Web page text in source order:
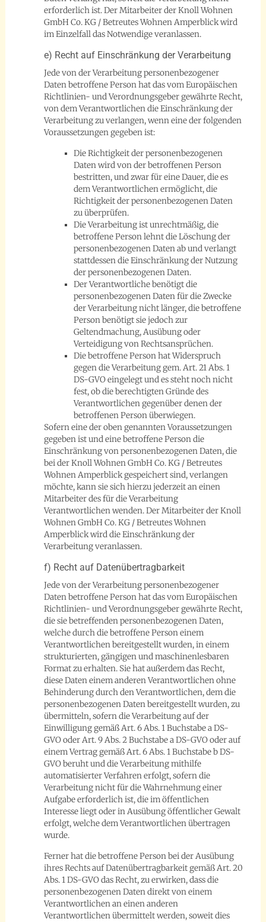
erforderlich ist. Der Mitarbeiter der Knoll Wohnen
GmbH Co. KG / Betreutes Wohnen Amperblick wird
im Einzelfall das Notwendige veranlassen.
e) Recht auf Einschränkung der Verarbeitung
Jede von der Verarbeitung personenbezogener
Daten betroffene Person hat das vom Europäischen
Richtlinien- und Verordnungsgeber gewährte Recht,
von dem Verantwortlichen die Einschränkung der
Verarbeitung zu verlangen, wenn eine der folgenden
Voraussetzungen gegeben ist:
Die Richtigkeit der personenbezogenen
Daten wird von der betroffenen Person
bestritten, und zwar für eine Dauer, die es
dem Verantwortlichen ermöglicht, die
Richtigkeit der personenbezogenen Daten
zu überprüfen.
Die Verarbeitung ist unrechtmäßig, die
betroffene Person lehnt die Löschung der
personenbezogenen Daten ab und verlangt
stattdessen die Einschränkung der Nutzung
der personenbezogenen Daten.
Der Verantwortliche benötigt die
personenbezogenen Daten für die Zwecke
der Verarbeitung nicht länger, die betroffene
Person benötigt sie jedoch zur
Geltendmachung, Ausübung oder
Verteidigung von Rechtsansprüchen.
Die betroffene Person hat Widerspruch
gegen die Verarbeitung gem. Art. 21 Abs. 1
DS-GVO eingelegt und es steht noch nicht
fest, ob die berechtigten Gründe des
Verantwortlichen gegenüber denen der
betroffenen Person überwiegen.
Sofern eine der oben genannten Voraussetzungen
gegeben ist und eine betroffene Person die
Einschränkung von personenbezogenen Daten, die
bei der Knoll Wohnen GmbH Co. KG / Betreutes
Wohnen Amperblick gespeichert sind, verlangen
möchte, kann sie sich hierzu jederzeit an einen
Mitarbeiter des für die Verarbeitung
Verantwortlichen wenden. Der Mitarbeiter der Knoll
Wohnen GmbH Co. KG / Betreutes Wohnen
Amperblick wird die Einschränkung der
Verarbeitung veranlassen.
f) Recht auf Datenübertragbarkeit
Jede von der Verarbeitung personenbezogener
Daten betroffene Person hat das vom Europäischen
Richtlinien- und Verordnungsgeber gewährte Recht,
die sie betreffenden personenbezogenen Daten,
welche durch die betroffene Person einem
Verantwortlichen bereitgestellt wurden, in einem
strukturierten, gängigen und maschinenlesbaren
Format zu erhalten. Sie hat außerdem das Recht,
diese Daten einem anderen Verantwortlichen ohne
Behinderung durch den Verantwortlichen, dem die
personenbezogenen Daten bereitgestellt wurden, zu
übermitteln, sofern die Verarbeitung auf der
Einwilligung gemäß Art. 6 Abs. 1 Buchstabe a DS-
GVO oder Art. 9 Abs. 2 Buchstabe a DS-GVO oder auf
einem Vertrag gemäß Art. 6 Abs. 1 Buchstabe b DS-
GVO beruht und die Verarbeitung mithilfe
automatisierter Verfahren erfolgt, sofern die
Verarbeitung nicht für die Wahrnehmung einer
Aufgabe erforderlich ist, die im öffentlichen
Interesse liegt oder in Ausübung öffentlicher Gewalt
erfolgt, welche dem Verantwortlichen übertragen
wurde.
Ferner hat die betroffene Person bei der Ausübung
ihres Rechts auf Datenübertragbarkeit gemäß Art. 20
Abs. 1 DS-GVO das Recht, zu erwirken, dass die
personenbezogenen Daten direkt von einem
Verantwortlichen an einen anderen
Verantwortlichen übermittelt werden, soweit dies